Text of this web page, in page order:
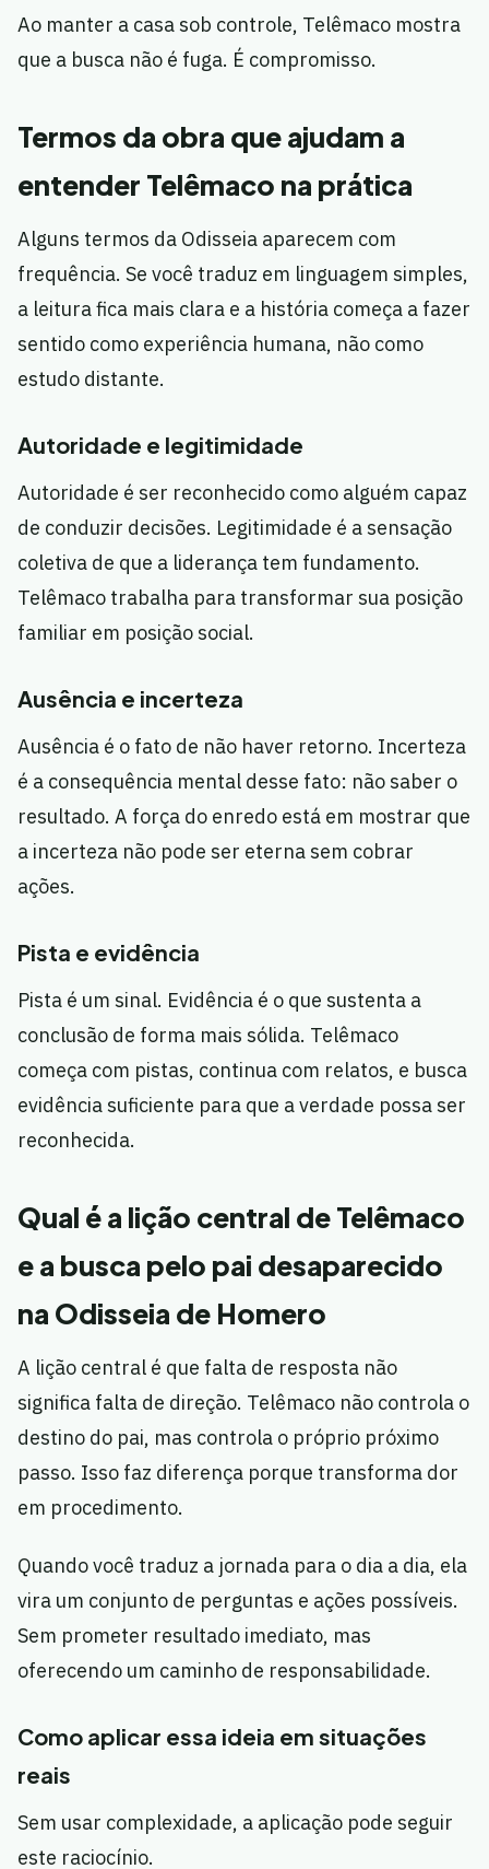
Ao manter a casa sob controle, Telêmaco mostra
que a busca não é fuga. É compromisso.
Termos da obra que ajudam a
entender Telêmaco na prática
Alguns termos da Odisseia aparecem com
frequência. Se você traduz em linguagem simples,
a leitura fica mais clara e a história começa a fazer
sentido como experiência humana, não como
estudo distante.
Autoridade e legitimidade
Autoridade é ser reconhecido como alguém capaz
de conduzir decisões. Legitimidade é a sensação
coletiva de que a liderança tem fundamento.
Telêmaco trabalha para transformar sua posição
familiar em posição social.
Ausência e incerteza
Ausência é o fato de não haver retorno. Incerteza
é a consequência mental desse fato: não saber o
resultado. A força do enredo está em mostrar que
a incerteza não pode ser eterna sem cobrar
ações.
Pista e evidência
Pista é um sinal. Evidência é o que sustenta a
conclusão de forma mais sólida. Telêmaco
começa com pistas, continua com relatos, e busca
evidência suficiente para que a verdade possa ser
reconhecida.
Qual é a lição central de Telêmaco
e a busca pelo pai desaparecido
na Odisseia de Homero
A lição central é que falta de resposta não
significa falta de direção. Telêmaco não controla o
destino do pai, mas controla o próprio próximo
passo. Isso faz diferença porque transforma dor
em procedimento.
Quando você traduz a jornada para o dia a dia, ela
vira um conjunto de perguntas e ações possíveis.
Sem prometer resultado imediato, mas
oferecendo um caminho de responsabilidade.
Como aplicar essa ideia em situações
reais
Sem usar complexidade, a aplicação pode seguir
este raciocínio.